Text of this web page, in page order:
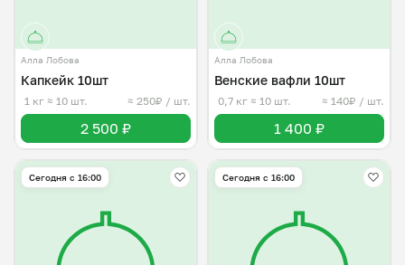
Алла Лобова
Капкейк 10шт
1 кг ≈ 10 шт. ≈ 250₽ / шт.
2 500 ₽
Алла Лобова
Венские вафли 10шт
0,7 кг ≈ 10 шт. ≈ 140₽ / шт.
1 400 ₽
Сегодня с 16:00 Сегодня с 16:00